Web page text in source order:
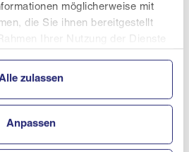
möglicherweise mit
die Sie ihnen bereitgestellt
zulassen
Anpassen
herrscht auf der
Nationale und
wie zuletzt der dreifache
Weltmeister Kamil
die Anlage in
der Saisonvorbereitung